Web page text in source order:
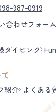
987-0919
合わせフォーム
ダイビング
紹介 よくある